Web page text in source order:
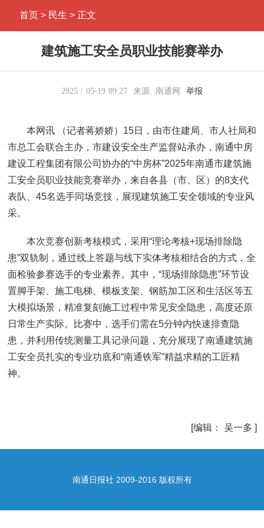
首页 > 民生 > 正文
建筑施工安全员职业技能赛举办
2025 05-19 09:27 来源 南通网 举报
本网讯 （记者蒋娇娇）15日，由市住建局、市人社局和
市总工会联合主办，市建设安全生产监督站承办，南通中房
建设工程集团有限公司协办的“中房杯”2025年南通市建筑施
工安全员职业技能竞赛举办，来自各县（市、区）的8支代
表队、45名选手同场竞技，展现建筑施工安全领域的专业风
采。
本次竞赛创新考核模式，采用“理论考核+现场排除隐
患”双轨制，通过线上答题与线下实体考核相结合的方式，全
面检验参赛选手的专业素养。其中，“现场排除隐患”环节设
置脚手架、施工电梯、模板支架、钢筋加工区和生活区等五
大模拟场景，精准复刻施工过程中常见安全隐患，高度还原
日常生产实际。比赛中，选手们需在5分钟内快速排查隐
患，并利用传统测量工具记录问题，充分展现了南通建筑施
工安全员扎实的专业功底和“南通铁军”精益求精的工匠精
神。
[编辑： 吴一多 ]
南通日报社 2009-2016 版权所有